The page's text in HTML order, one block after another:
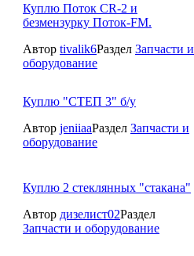
Куплю Поток CR-2 и
безмензурку Поток-FM.
Автор tivalik6Раздел Запчасти и
оборудование
Куплю "СТЕП 3" б/у
Автор jeniiaaРаздел Запчасти и
оборудование
Куплю 2 стеклянных "стакана"
Автор дизелист02Раздел
Запчасти и оборудование